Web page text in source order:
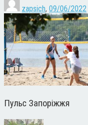
zapsich, 09/06/2022
Пульс Запоріжжя